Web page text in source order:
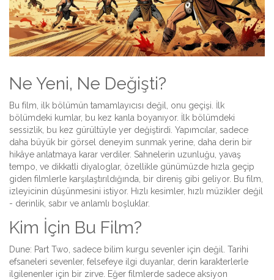
Ne Yeni, Ne Değişti?
Bu film, ilk bölümün tamamlayıcısı değil, onu geçişi. İlk
bölümdeki kumlar, bu kez kanla boyanıyor. İlk bölümdeki
sessizlik, bu kez gürültüyle yer değiştirdi. Yapımcılar, sadece
daha büyük bir görsel deneyim sunmak yerine, daha derin bir
hikâye anlatmaya karar verdiler. Sahnelerin uzunluğu, yavaş
tempo, ve dikkatli diyaloglar, özellikle günümüzde hızla geçip
giden filmlerle karşılaştırıldığında, bir direniş gibi geliyor. Bu film,
izleyicinin düşünmesini istiyor. Hızlı kesimler, hızlı müzikler değil
- derinlik, sabır ve anlamlı boşluklar.
Kim İçin Bu Film?
Dune: Part Two, sadece bilim kurgu sevenler için değil. Tarihi
efsaneleri sevenler, felsefeye ilgi duyanlar, derin karakterlerle
ilgilenenler için bir zirve. Eğer filmlerde sadece aksiyon